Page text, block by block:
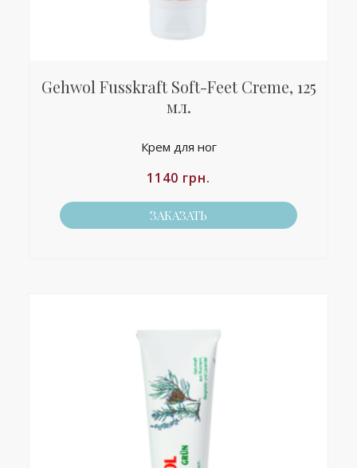
Gehwol Fusskraft Soft-Feet Creme, 125
мл.
Крем для ног
1140 грн.
ЗАКАЗАТЬ